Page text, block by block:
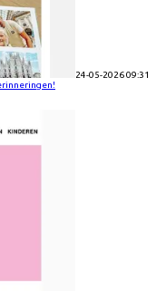
24-05-2026 09:31